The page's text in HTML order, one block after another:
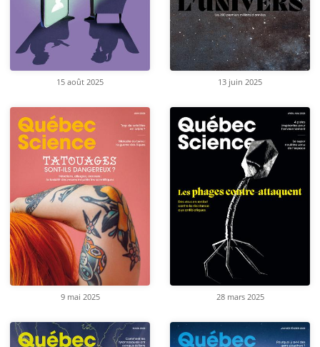
15 août 2025 13 juin 2025
9 mai 2025 28 mars 2025